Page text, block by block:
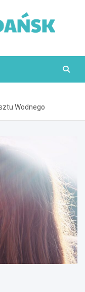
Wodnego